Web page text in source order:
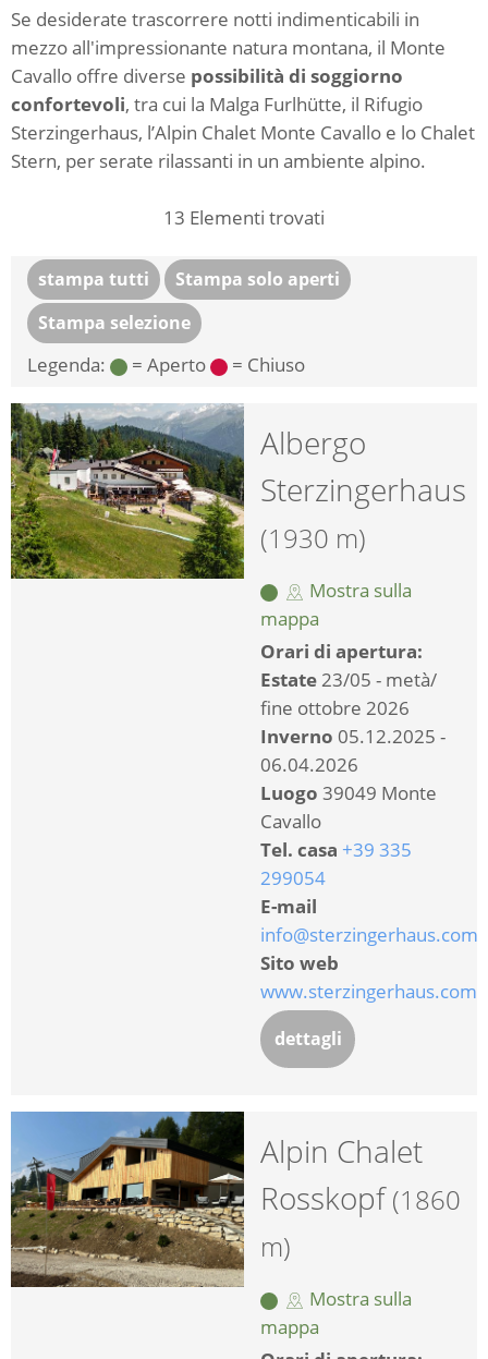
Se desiderate trascorrere notti indimenticabili in
mezzo all'impressionante natura montana, il Monte
Cavallo offre diverse possibilità di soggiorno
confortevoli, tra cui la Malga Furlhütte, il Rifugio
Sterzingerhaus, l’Alpin Chalet Monte Cavallo e lo Chalet
Stern, per serate rilassanti in un ambiente alpino.
13 Elementi trovati
stampa tutti
Stampa solo aperti
Stampa selezione
Legenda: = Aperto = Chiuso
Albergo
Sterzingerhaus
(1930 m)
Mostra sulla
mappa
Orari di apertura:
Estate23/05 - metà/
fine ottobre 2026
Inverno 05.12.2025 -
06.04.2026
Luogo 39049 Monte
Cavallo
Tel. casa +39 335
299054
E-mail
info@sterzingerhaus.com
Sito web
www.sterzingerhaus.com
dettagli
Alpin Chalet
Rosskopf(1860
m)
Mostra sulla
mappa